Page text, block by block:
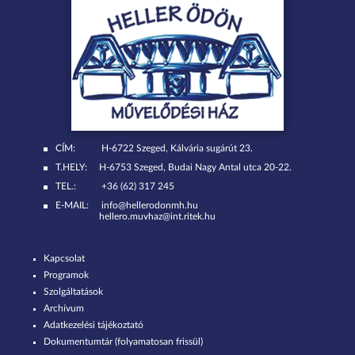
CÍM:
H-6722 Szeged, Kálvária sugárút 23.
T.HELY:
H-6753 Szeged, Budai Nagy Antal utca 20-22.
TEL.:
+36 (62) 317 245
E-MAIL:
info@hellerodonmh.hu
hellero.muvhaz@int.ritek.hu
Kapcsolat
Programok
Szolgáltatások
Archívum
Adatkezelési tájékoztató
Dokumentumtár (folyamatosan frissül)